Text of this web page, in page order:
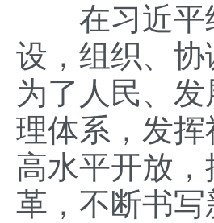
在习近平经
设，组织、
为了人民、
理体系，发
高水平开放
革，不断书